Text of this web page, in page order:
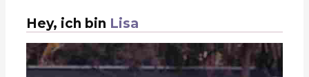
Hey, ich bin Lisa